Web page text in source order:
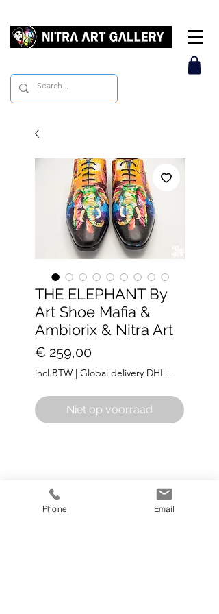
THE ELEPHANT By
Art Shoe Mafia &
Ambiorix & Nitra Art
€ 259,00Prijs
incl.BTW | Global delivery DHL+
Niet op voorraad
Phone Email